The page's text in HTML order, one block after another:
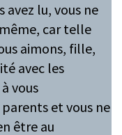
avez lu, vous ne
car telle
aimons, fille,
avec les
vous
et vous ne
être au